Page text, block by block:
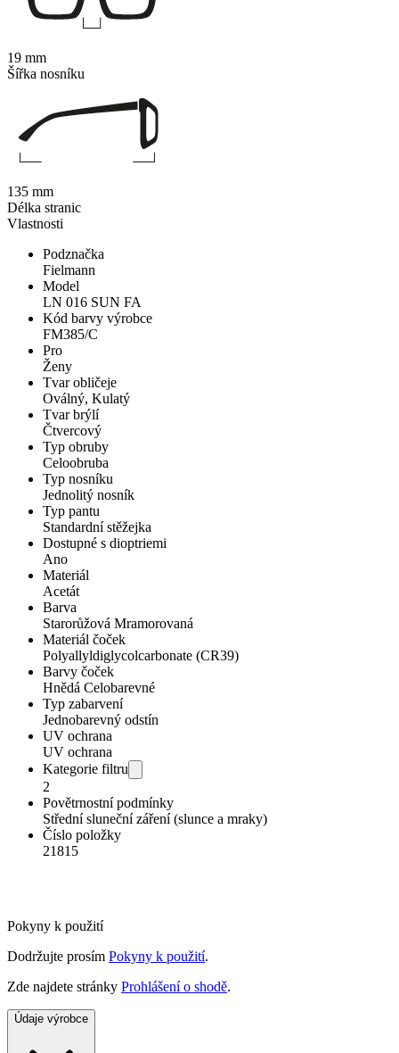
Vlastnosti
Podznačka
Fielmann
Model
LN 016 SUN FA
Kód barvy výrobce
FM385/C
Pro
Ženy
Tvar obličeje
Oválný, Kulatý
Tvar brýlí
Čtvercový
Typ obruby
Celoobruba
Typ nosníku
Jednolitý nosník
Typ pantu
Standardní stěžejka
Dostupné s dioptriemi
Ano
Materiál
Acetát
Barva
Starorůžová Mramorovaná
Materiál čoček
Polyallyldiglycolcarbonate (CR39)
Barvy čoček
Hnědá Celobarevné
Typ zabarvení
Jednobarevný odstín
UV ochrana
UV ochrana
Kategorie filtru
2
Povětrnostní podmínky
Střední sluneční záření (slunce a mraky)
Číslo položky
21815
Pokyny k použití
Dodržujte prosím Pokyny k použití.
Zde najdete stránky Prohlášení o shodě.
Údaje výrobce
19 mm
Šířka nosníku
135 mm
Délka stranic